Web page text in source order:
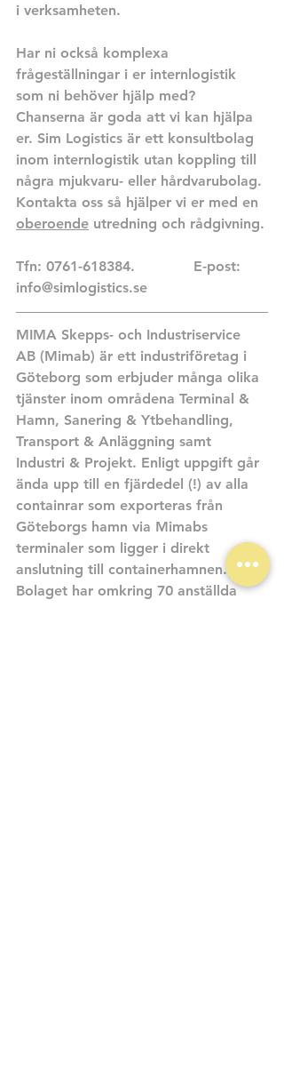
i verksamheten.
Har ni också komplexa
frågeställningar i er internlogistik
som ni behöver hjälp med?
Chanserna är goda att vi kan hjälpa
er. Sim Logistics är ett konsultbolag
inom internlogistik utan koppling till
några mjukvaru- eller hårdvarubolag.
Kontakta oss så hjälper vi er med en
oberoende utredning och rådgivning.
Tfn: 0761-618384.		E-post:
info@simlogistics.se
MIMA Skepps- och Industriservice
AB (Mimab) är ett industriföretag i
Göteborg som erbjuder många olika
tjänster inom områdena Terminal &
Hamn, Sanering & Ytbehandling,
Transport & Anläggning samt
Industri & Projekt. Enligt uppgift går
ända upp till en fjärdedel (!) av alla
containrar som exporteras från
Göteborgs hamn via Mimabs
terminaler som ligger i direkt
anslutning till containerhamnen.
Bolaget har omkring 70 anställda